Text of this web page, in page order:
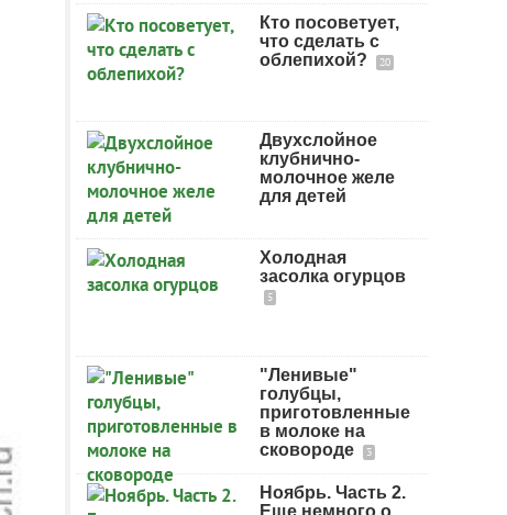
Кто посоветует,
что сделать с
облепихой?
20
Двухслойное
клубнично-
молочное желе
для детей
Холодная
засолка огурцов
5
"Ленивые"
голубцы,
приготовленные
в молоке на
сковороде
3
Ноябрь. Часть 2.
Еще немного о